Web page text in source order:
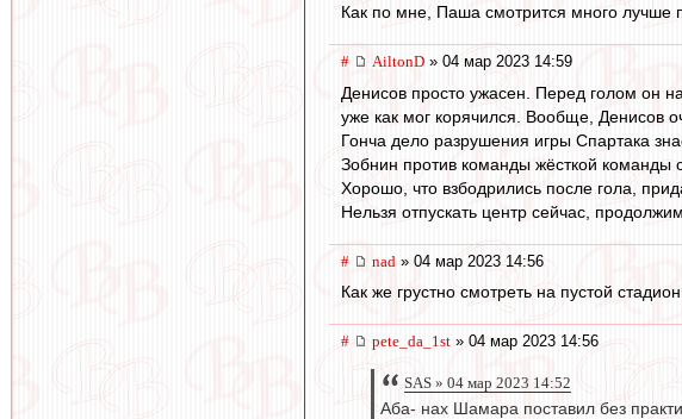
Как по мне, Паша смотрится много лучше
# AiltonD » 04 мар 2023 14:59
Денисов просто ужасен. Перед голом он
уже как мог корячился. Вообще, Денисов
Гонча дело разрушения игры Спартака
Зобнин против команды жёсткой команды
Хорошо, что взбодрились после гола,
Нельзя отпускать центр сейчас,
# nad » 04 мар 2023 14:56
Как же грустно смотреть на пустой
# pete_da_1st » 04 мар 2023 14:56
SAS » 04 мар 2023 14:52
Аба- нах Шамара поставил без